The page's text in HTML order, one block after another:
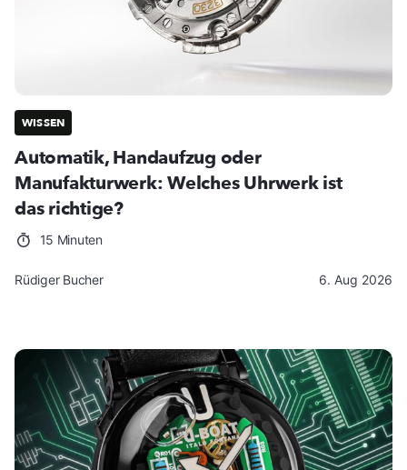
WISSEN
Automatik, Handaufzug oder
Manufakturwerk: Welches Uhrwerk ist
das richtige?
15 Minuten
Rüdiger Bucher 6. Aug 2026